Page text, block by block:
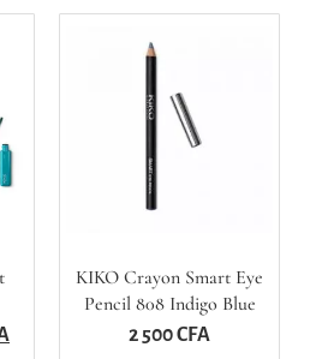
KIKO Crayon Smart Eye
Pencil 808 Indigo Blue
2 500CFA